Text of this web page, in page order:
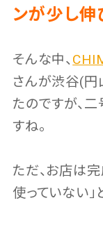
ンが少し
そんな中、
さんが渋谷(円
たのですが、
すね。
ただ、お店は
使っていない」